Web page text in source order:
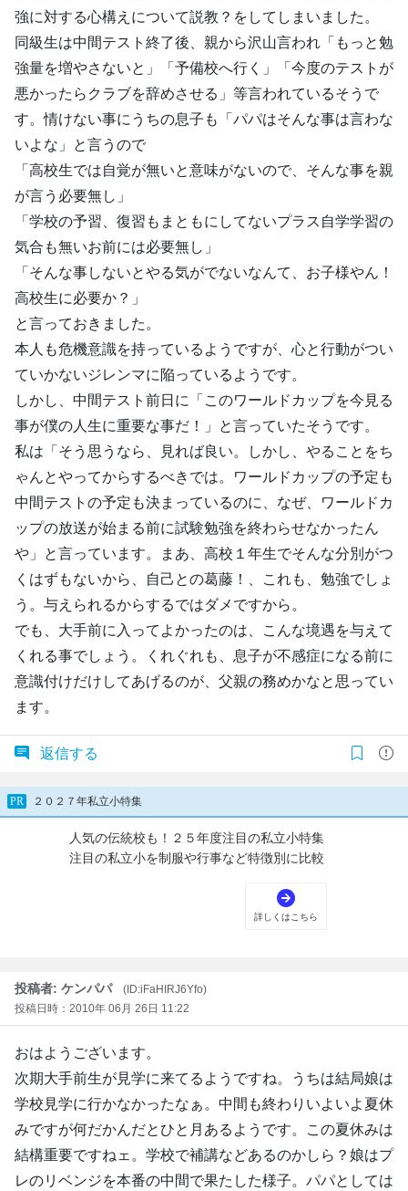
強に対する心構えについて説教？をしてしまいました。
同級生は中間テスト終了後、親から沢山言われ「もっと勉
強量を増やさないと」「予備校へ行く」「今度のテストが
悪かったらクラブを辞めさせる」等言われているそうで
す。情けない事にうちの息子も「パパはそんな事は言わな
いよな」と言うので
「高校生では自覚が無いと意味がないので、そんな事を親
が言う必要無し」
「学校の予習、復習もまともにしてないプラス自学学習の
気合も無いお前には必要無し」
「そんな事しないとやる気がでないなんて、お子様やん！
高校生に必要か？」
と言っておきました。
本人も危機意識を持っているようですが、心と行動がつい
ていかないジレンマに陥っているようです。
しかし、中間テスト前日に「このワールドカップを今見る
事が僕の人生に重要な事だ！」と言っていたそうです。
私は「そう思うなら、見れば良い。しかし、やることをち
ゃんとやってからするべきでは。ワールドカップの予定も
中間テストの予定も決まっているのに、なぜ、ワールドカ
ップの放送が始まる前に試験勉強を終わらせなかったん
や」と言っています。まあ、高校１年生でそんな分別がつ
くはずもないから、自己との葛藤！、これも、勉強でしょ
う。与えられるからするではダメですから。
でも、大手前に入ってよかったのは、こんな境遇を与えて
くれる事でしょう。くれぐれも、息子が不感症になる前に
意識付けだけしてあげるのが、父親の務めかなと思ってい
ます。
返信する
投稿者: ケンパパ
(ID:iFaHIRJ6Yfo)
投稿日時：2010年 06月 26日 11:22
おはようございます。
次期大手前生が見学に来てるようですね。うちは結局娘は
学校見学に行かなかったなぁ。中間も終わりいよいよ夏休
みですが何だかんだとひと月あるようです。この夏休みは
結構重要ですねェ。学校で補講などあるのかしら？娘はプ
レのリベンジを本番の中間で果たした様子。パパとしては